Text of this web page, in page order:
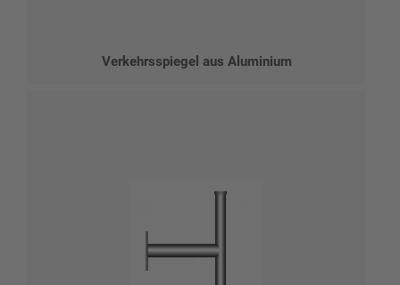
Verkehrsspiegel aus Aluminium